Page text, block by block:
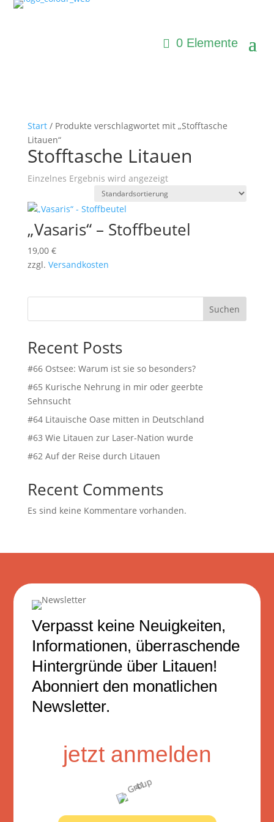
0 Elemente
Start/ Produkte verschlagwortet mit „Stofftasche
Litauen“
Stofftasche Litauen
Einzelnes Ergebnis wird angezeigt
„Vasaris“ – Stoffbeutel
19,00 €
zzgl. Versandkosten
Suchen
Recent Posts
#66 Ostsee: Warum ist sie so besonders?
#65 Kurische Nehrung in mir oder geerbte
Sehnsucht
#64 Litauische Oase mitten in Deutschland
#63 Wie Litauen zur Laser-Nation wurde
#62 Auf der Reise durch Litauen
Recent Comments
Es sind keine Kommentare vorhanden.
Verpasst keine Neuigkeiten,
Informationen, überraschende
Hintergründe über Litauen!
Abonniert den monatlichen
Newsletter.
jetzt anmelden